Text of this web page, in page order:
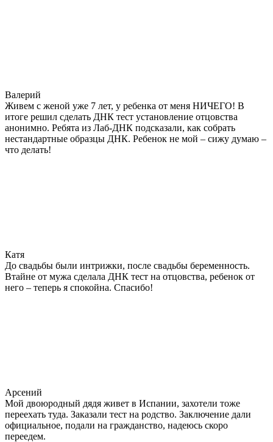
Валерий
Живем с женой уже 7 лет, у ребенка от меня НИЧЕГО! В
итоге решил сделать ДНК тест установление отцовства
анонимно. Ребята из Лаб-ДНК подсказали, как собрать
нестандартные образцы ДНК. Ребенок не мой – сижу думаю –
что делать!
Катя
До свадьбы были интрижки, после свадьбы беременность.
Втайне от мужа сделала ДНК тест на отцовства, ребенок от
него – теперь я спокойна. Спасибо!
Арсений
Мой двоюродный дядя живет в Испании, захотели тоже
переехать туда. Заказали тест на родство. Заключение дали
официальное, подали на гражданство, надеюсь скоро
переедем.